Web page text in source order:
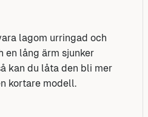
lagom urringad och
en lång ärm sjunker
kan du låta den bli mer
kortare modell.